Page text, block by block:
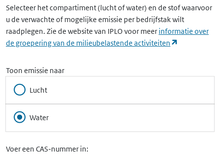
Selecteer het compartiment (lucht of water) en de stof waarvoor
u de verwachte of mogelijke emissie per bedrijfstak wilt
raadplegen. Zie de website van IPLO voor meer informatie over
de groepering van de milieubelastende activiteiten
Toon emissie naar
Lucht
Water
Voer een CAS-nummer in: